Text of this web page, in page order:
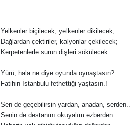
Yelkenler biçilecek, yelkenler dikilecek;
Dağlardan çektiriler, kalyonlar çekilecek;
Kerpetenlerle surun dişleri sökülecek
Yürü, hala ne diye oyunda oynaştasın?
Fatihin İstanbulu fethettiği yaştasın.!
Sen de geçebilirsin yardan, anadan, serden....
Senin de destanını okuyalım ezberden...